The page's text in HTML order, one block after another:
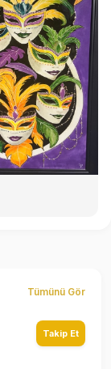
Tümünü Gör
Takip Et